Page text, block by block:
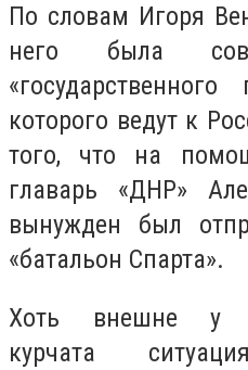
По словам Игоря
него была
которого ведут к
того, что на
главарь «ДНР»
вынужден был
«батальон Спарта».
Хоть внешне у
курчата